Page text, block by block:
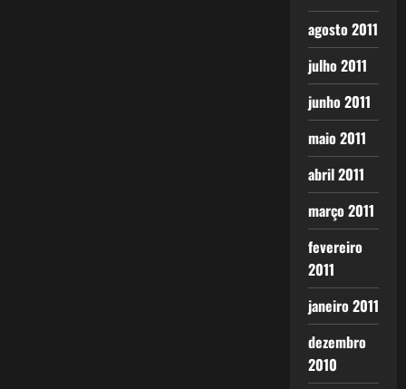
agosto 2011
julho 2011
junho 2011
maio 2011
abril 2011
março 2011
fevereiro
2011
janeiro 2011
dezembro
2010